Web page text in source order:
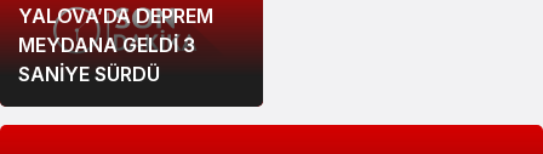
YALOVA’DA DEPREM
MEYDANA GELDİ 3
SANİYE SÜRDÜ